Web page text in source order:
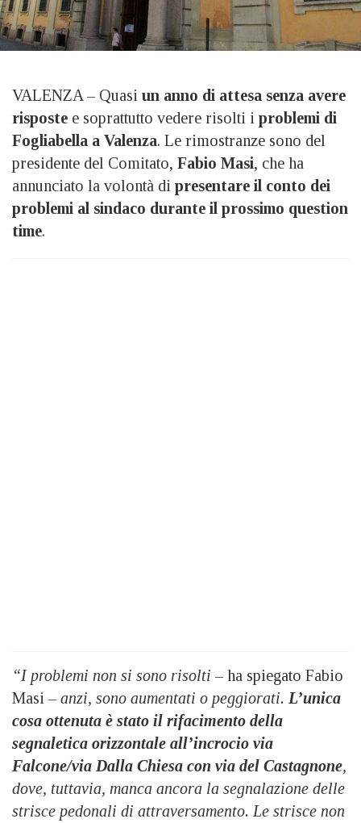
VALENZA – Quasi un anno di attesa senza avere
risposte e soprattutto vedere risolti i problemi di
Fogliabella a Valenza. Le rimostranze sono del
presidente del Comitato, Fabio Masi, che ha
annunciato la volontà di presentare il conto dei
problemi al sindaco durante il prossimo question
time.
“I problemi non si sono risolti – ha spiegato Fabio
Masi – anzi, sono aumentati o peggiorati. L’unica
cosa ottenuta è stato il rifacimento della
segnaletica orizzontale all’incrocio via
Falcone/via Dalla Chiesa con via del Castagnone,
dove, tuttavia, manca ancora la segnalazione delle
strisce pedonali di attraversamento. Le strisce non